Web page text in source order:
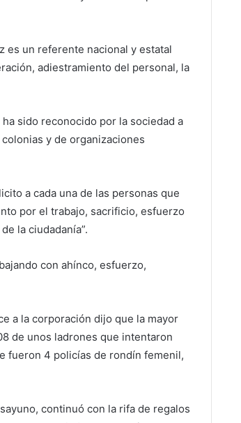
es un referente nacional y estatal
adiestramiento del personal, la
sido reconocido por la sociedad a
y de organizaciones
a cada una de las personas que
por el trabajo, sacrificio, esfuerzo
la ciudadanía”.
con ahínco, esfuerzo,
a la corporación dijo que la mayor
de unos ladrones que intentaron
fueron 4 policías de rondín femenil,
continuó con la rifa de regalos